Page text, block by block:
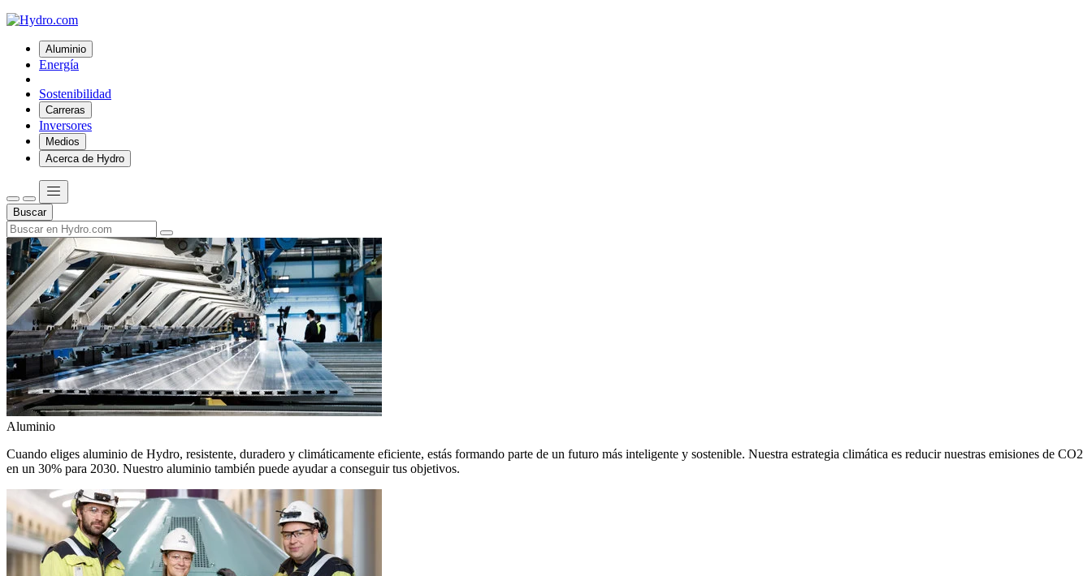
Aluminio
Energía
Sostenibilidad
Carreras
Inversores
Medios
Acerca de Hydro
Buscar
Aluminio
Cuando eliges aluminio de Hydro, resistente, duradero y climáticamente eficiente, estás formando parte de un futuro más inteligente y sostenible. Nuestra estrategia climática es reducir nuestras emisiones de CO2
en un 30% para 2030. Nuestro aluminio también puede ayudar a conseguir tus objetivos.